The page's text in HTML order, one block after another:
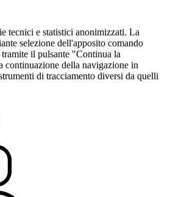
tecnici e statistici anonimizzati. La
selezione dell'apposito comando
il pulsante "Continua la
continuazione della navigazione in
di tracciamento diversi da quelli